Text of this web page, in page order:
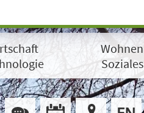
Wohnen
Soziales